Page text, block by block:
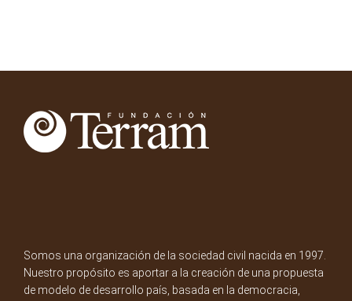
Somos una organización de la sociedad civil nacida en 1997.
Nuestro propósito es aportar a la creación de una propuesta
de modelo de desarrollo país, basada en la democracia,